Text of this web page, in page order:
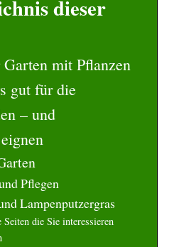
dieser
mit Pflanzen
gut für die
– und
Pflegen
Lampenputzergras
Seiten die Sie interessieren